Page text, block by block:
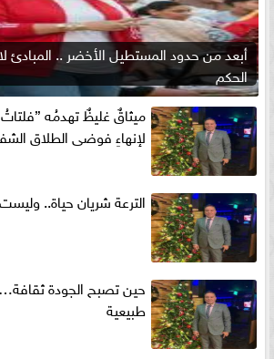
أبعد من حدود المستطيل الأخضر .. المبادئ
الحكم
ميثاقٌ غليظٌ تهدمُه ”فلتاتُ
لإنهاءِ فوضى الطلاق
الترعة شريان حياة..
حين تصبح الجودة ثقافة…
طبيعية